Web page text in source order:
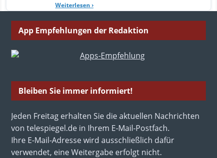
Weiterlesen ›
App Empfehlungen der Redaktion
Bleiben Sie immer informiert!
Jeden Freitag erhalten Sie die aktuellen Nachrichten
von telespiegel.de in Ihrem E-Mail-Postfach.
Ihre E-Mail-Adresse wird ausschließlich dafür
verwendet, eine Weitergabe erfolgt nicht.